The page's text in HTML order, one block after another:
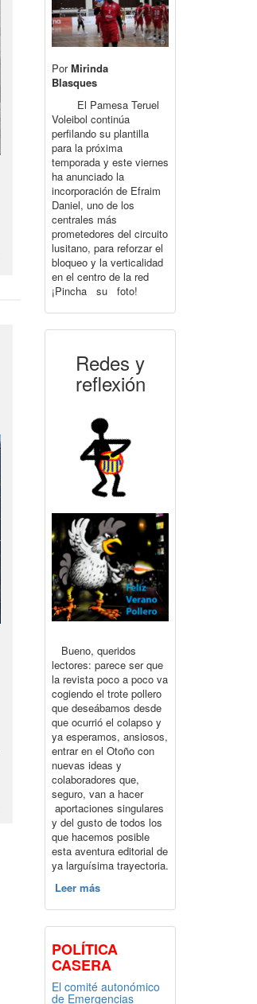
PorMirinda
Blasques
El Pamesa Teruel
Voleibol continúa
perfilando su plantilla
para la próxima
temporada y este viernes
ha anunciado la
incorporación de Efraim
Daniel, uno de los
centrales más
prometedores del circuito
lusitano, para reforzar el
bloqueo y la verticalidad
en el centro de la red
¡Pincha su foto!
Redes y
reflexión
Bueno, queridos
lectores: parece ser que
la revista poco a poco va
cogiendo el trote pollero
que deseábamos desde
que ocurrió el colapso y
ya esperamos, ansiosos,
entrar en el Otoño con
nuevas ideas y
colaboradores que,
seguro, van a hacer
aportaciones singulares
y del gusto de todos los
que hacemos posible
esta aventura editorial de
ya larguísima trayectoria.
Leer más
POLÍTICA
CASERA
El comité autonómico
de Emergencias